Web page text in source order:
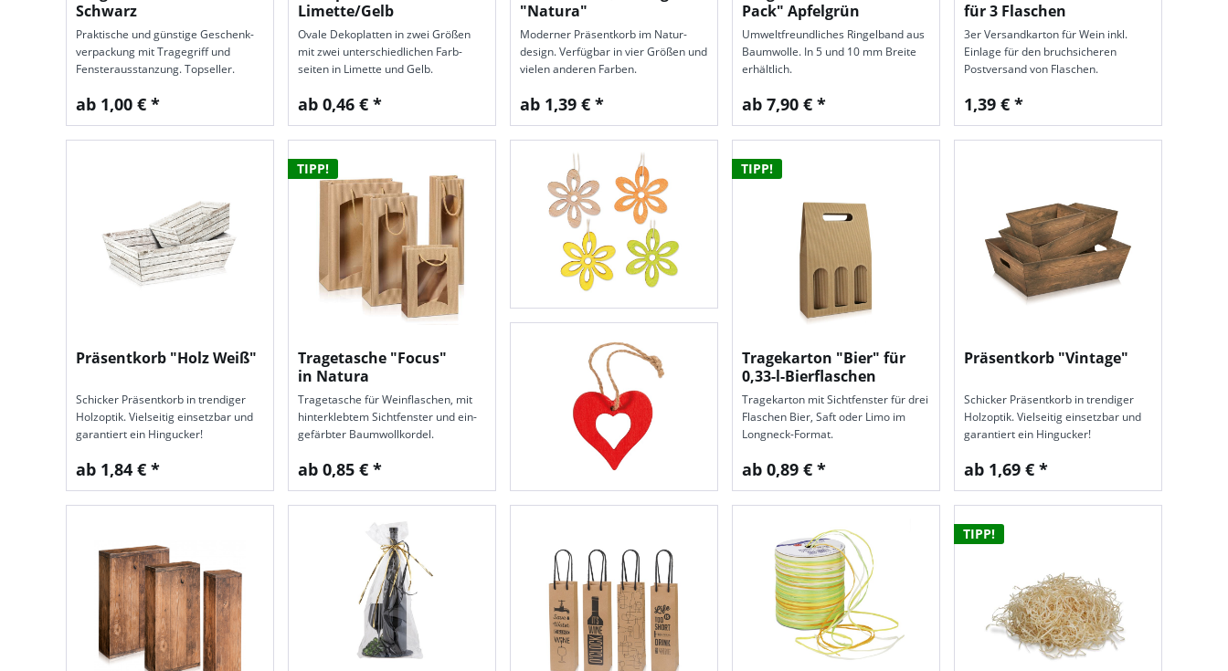
Schwarz
Praktische und günstige Ge­schenk­
ver­packung mit Trage­griff und
Fenster­aus­stanzung. Top­seller.
ab 1,00 € *
TIPP!
Tragetasche "Focus"
in Natura
Trage­tasche für Wein­flaschen, mit
hinter­klebtem Sicht­fenster und ein­
ge­färbter Baum­woll­kordel.
ab 0,85 € *
TIPP!
Tragekarton "Bier" für
0,33-l-Bierflaschen
Tragekarton mit Sichtfenster für drei
Flaschen Bier, Saft oder Limo im
Longneck-Format.
ab 0,89 € *
Limette/Gelb
Ovale Deko­platten in zwei Größen
mit zwei unter­schied­lichen Farb­
seiten in Limette und Gelb.
ab 0,46 € *
Präsentkorb "Vintage"
Schicker Präsentkorb in trendiger
Holzoptik. Vielseitig einsetzbar und
garantiert ein Hingucker!
ab 1,69 € *
für 3 Flaschen
3er Versandkarton für Wein inkl.
Einlage für den bruch­sicheren
Postversand von Flaschen.
1,39 € *
TIPP!
Pack" Apfelgrün
Umweltfreundliches Ringelband aus
Baumwolle. In 5 und 10 mm Breite
erhältlich.
ab 7,90 € *
"Natura"
Moderner Präsent­korb im Natur­
design. Verfüg­bar in vier Größen und
vielen anderen Farben.
ab 1,39 € *
Präsentkorb "Holz Weiß"
Schicker Präsentkorb in trendiger
Holzoptik. Vielseitig einsetzbar und
garantiert ein Hingucker!
ab 1,84 € *